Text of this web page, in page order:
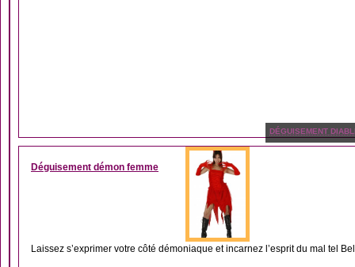
DÉGUISEMENT
Déguisement démon femme
Laissez s’exprimer votre côté démoniaque et incarnez l’esprit du mal tel